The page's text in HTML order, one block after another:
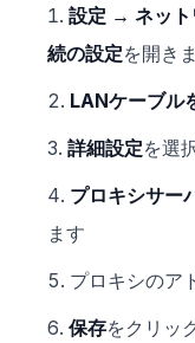
設定 → ネッ
続の設定を開き
LANケーブル
詳細設定を選
プロキシサー
ます
プロキシのア
保存をクリッ